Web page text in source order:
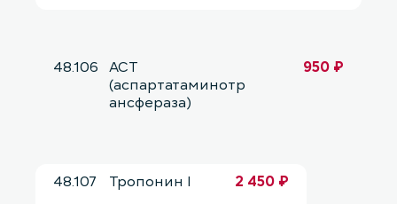
48.106 АСТ
(аспартатаминотр
ансфераза)
950 ₽
48.107 Тропонин I 2 450 ₽